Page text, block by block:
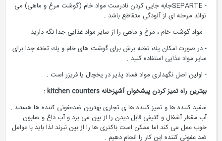
- SEPARTEجابه جایی كردن نادرست مواد خام (گوشت مرغ و ماهی) می
تواند مرحله ای از آلودگی متقاطع باشد .
- مواد گوشت خام ، مرغ و ماهی را از سایر مواد غذایی جدا نگه دارید .
- در صورت امكان یك تخته برش برای گوشت های خام و یك تخته جدا برای
سایر مواد عذایی استفاده كنید .
- اولین اصل نگهداری مواد فساد پذیر در یخچال یا فریزر است .
بهترین راه تمیز كردن پیشخوان آشپزخانهkitchen counters
:
سفید كننده ها و تمیز كننده ها ی تجاری بهترین ضدعفونی كننده ها هستند .
آب مقطر آشغال و كثیفی قابل دیدن را از بین می برد و آب داغ و صابون
خوب عمل می كند اما ممكن است باكتری ها را از بین نبرند لذا باید با عوامل
ضد عفونی كننده این كار را انجام دهیم .